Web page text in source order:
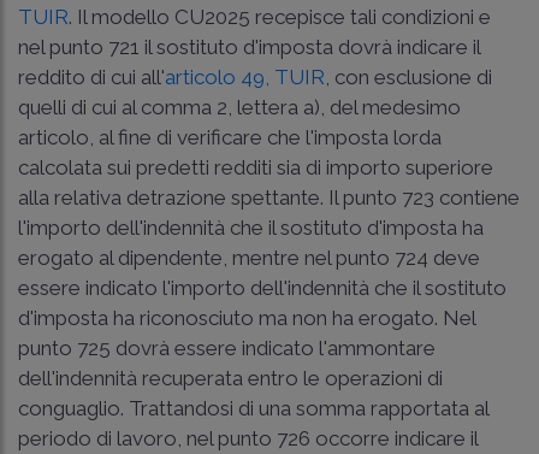
TUIR. Il modello CU2025 recepisce tali condizioni e
nel punto 721 il sostituto d'imposta dovrà indicare il
reddito di cui all'articolo 49, TUIR , con esclusione di
quelli di cui al comma 2, lettera a), del medesimo
articolo, al fine di verificare che l'imposta lorda
calcolata sui predetti redditi sia di importo superiore
alla relativa detrazione spettante. Il punto 723 contiene
l'importo dell'indennità che il sostituto d'imposta ha
erogato al dipendente, mentre nel punto 724 deve
essere indicato l'importo dell'indennità che il sostituto
d'imposta ha riconosciuto ma non ha erogato. Nel
punto 725 dovrà essere indicato l'ammontare
dell'indennità recuperata entro le operazioni di
conguaglio. Trattandosi di una somma rapportata al
periodo di lavoro, nel punto 726 occorre indicare il